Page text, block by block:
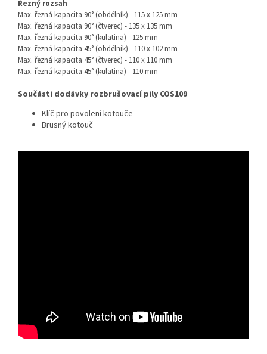
Řezný rozsah
Max. řezná kapacita 90° (obdélník) - 115 x 125 mm
Max. řezná kapacita 90° (čtverec) - 135 x 135 mm
Max. řezná kapacita 90° (kulatina) - 125 mm
Max. řezná kapacita 45° (obdélník) - 110 x 102 mm
Max. řezná kapacita 45° (čtverec) - 110 x 110 mm
Max. řezná kapacita 45° (kulatina) - 110 mm
Součásti dodávky rozbrušovací pily COS109
Klíč pro povolení kotouče
Brusný kotouč